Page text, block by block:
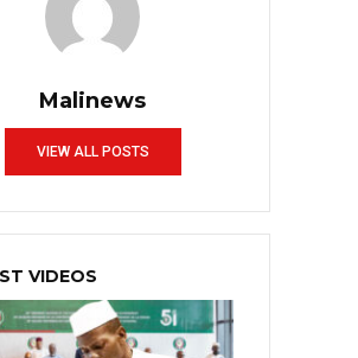
Malinews
VIEW ALL POSTS
VIDEOS